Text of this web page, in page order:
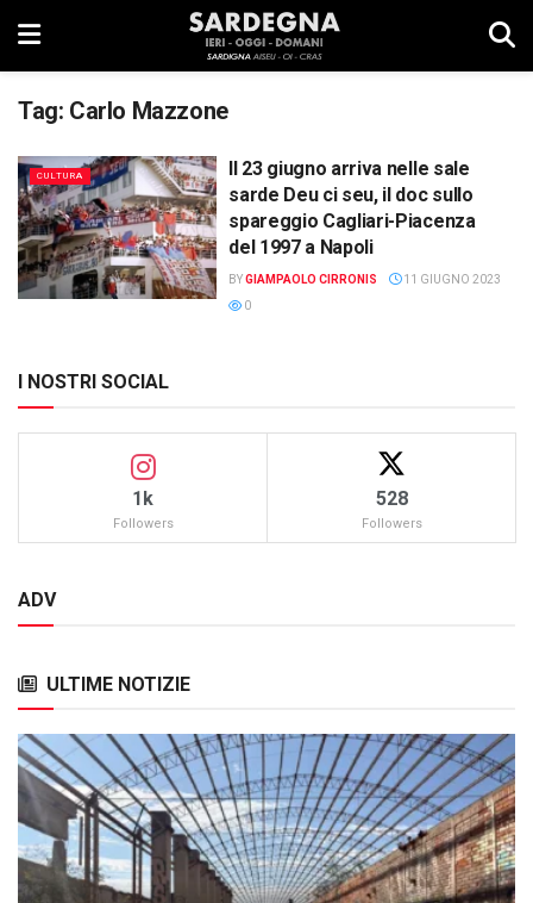
Tag: Carlo Mazzone
CULTURA
Il 23 giugno arriva nelle sale
sarde Deu ci seu, il doc sullo
spareggio Cagliari-Piacenza
del 1997 a Napoli
BYGIAMPAOLO CIRRONIS
11 GIUGNO 2023
0
I NOSTRI SOCIAL
1k
Followers
528
Followers
ADV
ULTIME NOTIZIE